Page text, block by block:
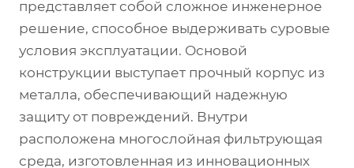
представляет собой сложное инженерное
решение, способное выдерживать суровые
условия эксплуатации. Основой
конструкции выступает прочный корпус из
металла, обеспечивающий надежную
защиту от повреждений. Внутри
расположена многослойная фильтрующая
среда, изготовленная из инновационных